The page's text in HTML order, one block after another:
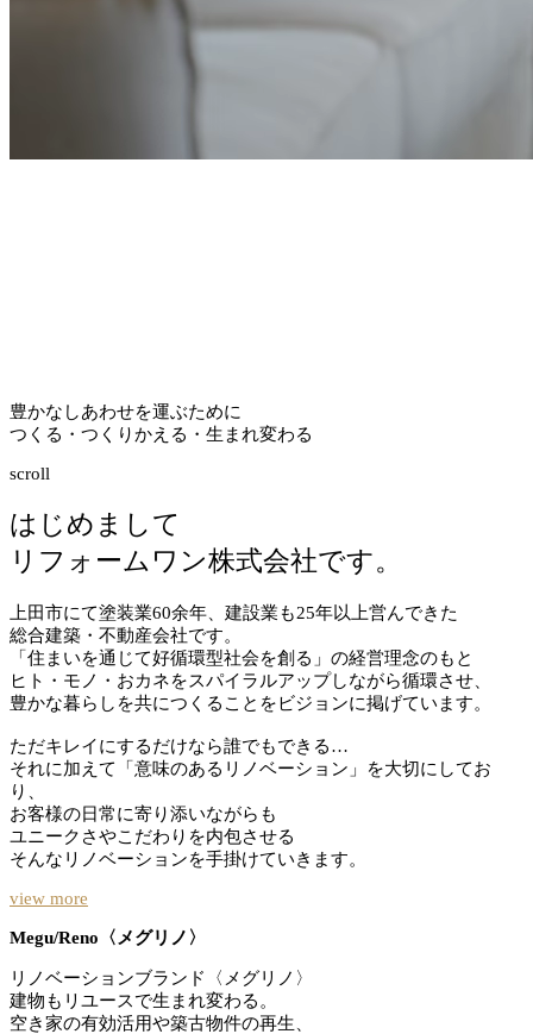
豊かなしあわせを運ぶために
つくる・つくりかえる・生まれ変わる
scroll
はじめまして
リフォームワン株式会社です。
上田市にて塗装業60余年、建設業も25年以上営んできた
総合建築・不動産会社です。
「住まいを通じて好循環型社会を創る」の経営理念のもと
ヒト・モノ・おカネをスパイラルアップしながら循環させ、
豊かな暮らしを共につくることをビジョンに掲げています。
ただキレイにするだけなら誰でもできる…
それに加えて「意味のあるリノベーション」を大切にしてお
り、
お客様の日常に寄り添いながらも
ユニークさやこだわりを内包させる
そんなリノベーションを手掛けていきます。
view more
Megu/Reno〈メグリノ〉
リノベーションブランド〈メグリノ〉
建物もリユースで生まれ変わる。
空き家の有効活用や築古物件の再生、